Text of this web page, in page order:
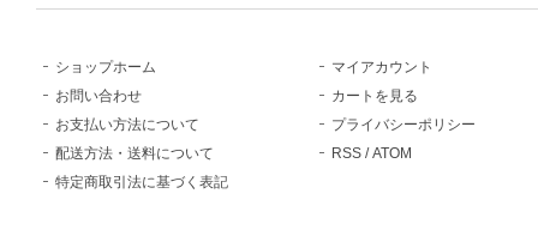
ショップホーム
お問い合わせ
お支払い方法について
配送方法・送料について
特定商取引法に基づく表記
マイアカウント
カートを見る
プライバシーポリシー
RSS /ATOM